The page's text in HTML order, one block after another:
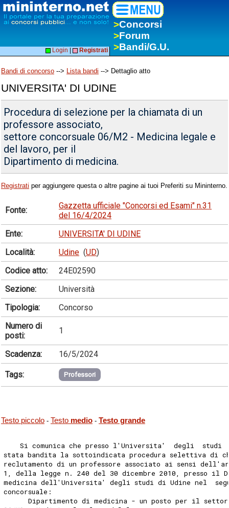
>Concorsi
>Forum
>Bandi/G.U.
Login Registrati
Bandi di concorso --> Lista bandi --> Dettaglio atto
UNIVERSITA' DI UDINE
Procedura di selezione per la chiamata di un
professore associato,
settore concorsuale 06/M2 - Medicina legale e
del lavoro, per il
Dipartimento di medicina.
Registrati per aggiungere questa o altre pagine ai tuoi Preferiti su Mininterno.
Fonte:
Gazzetta ufficiale "Concorsi ed Esami" n.31
del 16/4/2024
Ente:
UNIVERSITA' DI UDINE
Località:
Udine (UD)
Codice atto:
24E02590
Sezione:
Università
Tipologia:
Concorso
Numero di
posti:
1
Scadenza: 16/5/2024
Tags: Professori
Testo piccolo - Testo medio - Testo grande
Si comunica che presso l'Universita'  degli  studi
stata bandita la sottoindicata procedura selettiva di
reclutamento di un professore associato ai sensi
1, della legge n. 240 del 30 dicembre 2010, presso il
medicina dell'Universita' degli studi di Udine nel
concorsuale:
Dipartimento di medicina - un posto per il